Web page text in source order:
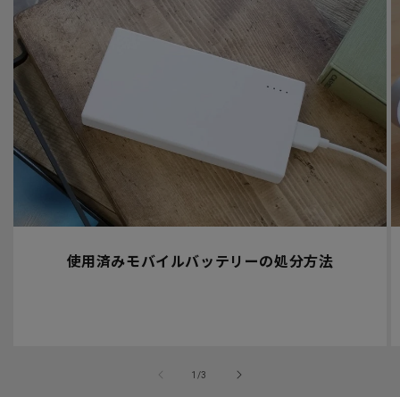
使用済みモバイルバッテリーの処分方法
1 /
の3